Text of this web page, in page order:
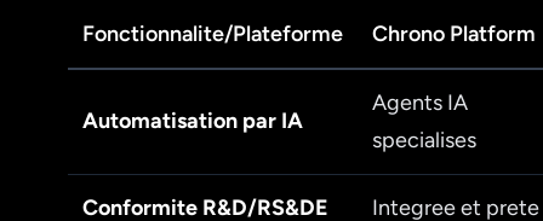
Fonctionnalite/Plateforme Chrono Platform
Automatisation par IA
Agents IA
specialises
Conformite R&D/RS&DE
Integree et prete